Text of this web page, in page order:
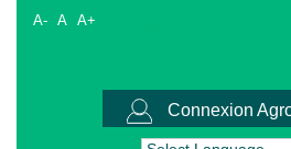
A- A A+
Connexion